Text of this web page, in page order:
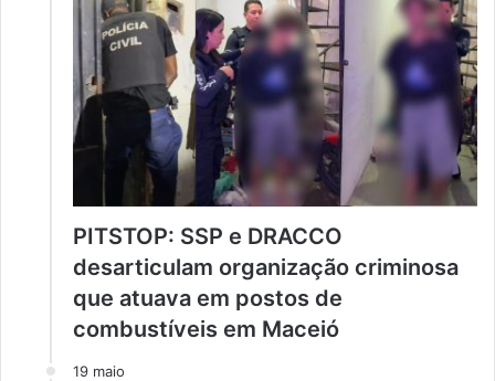
PITSTOP: SSP e DRACCO
desarticulam organização criminosa
que atuava em postos de
combustíveis em Maceió
19 maio